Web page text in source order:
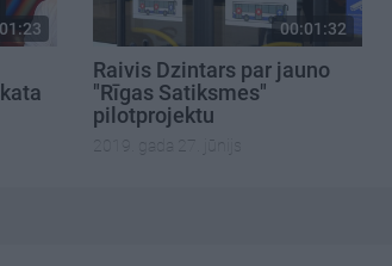
00:01:32
Raivis Dzintars par jauno
"Rīgas Satiksmes"
pilotprojektu
2019. gada 27. jūnijs